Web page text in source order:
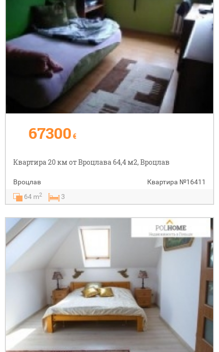
67300 €
Квартира 20 км от Вроцлава 64,4 м2, Вроцлав
Вроцлав Квартира №16411
64 m2 3